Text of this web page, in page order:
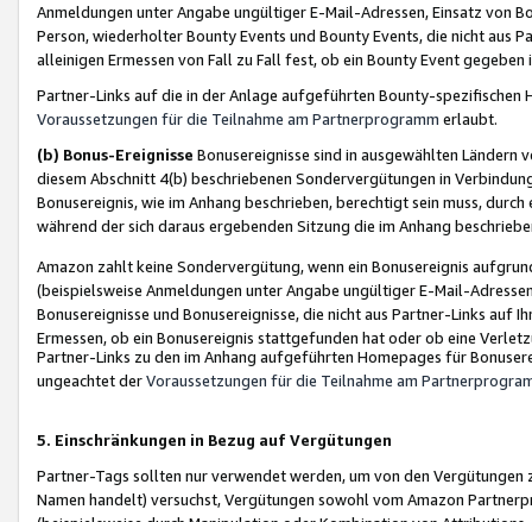
Anmeldungen unter Angabe ungültiger E-Mail-Adressen, Einsatz von
Person, wiederholter Bounty Events und Bounty Events, die nicht
alleinigen Ermessen von Fall zu Fall fest, ob ein Bounty Event
Partner-Links auf die in der Anlage aufgeführten Bounty-spezifischen
Voraussetzungen für die Teilnahme am Partnerprogramm erlaubt.
(b) Bonus-Ereignisse Bonusereignisse sind in ausgewählten Ländern
diesem Abschnitt 4(b) beschriebenen Sondervergütungen in
Bonusereignis, wie im Anhang beschrieben, berechtigt sein muss,
während der sich daraus ergebenden Sitzung die im Anhang
Amazon zahlt keine Sondervergütung, wenn ein Bonusereignis
(beispielsweise Anmeldungen unter Angabe ungültiger E-Mail-
Bonusereignisse und Bonusereignisse, die nicht aus Partner-Links auf
Ermessen, ob ein Bonusereignis stattgefunden hat oder ob eine
Partner-Links zu den im Anhang aufgeführten Homepages für
ungeachtet derVoraussetzungen für die Teilnahme am
5. Einschränkungen in Bezug auf Vergütungen
Partner-Tags sollten nur verwendet werden, um von den
Namen handelt) versuchst, Vergütungen sowohl vom Amazon